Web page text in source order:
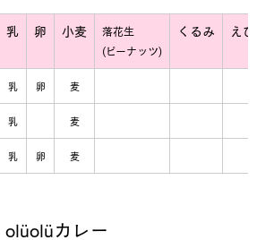
乳 卵 小麦
落花生
(ピーナッツ)
くるみ えび
乳 卵 麦
乳 麦
乳 卵 麦
olüolüカレー